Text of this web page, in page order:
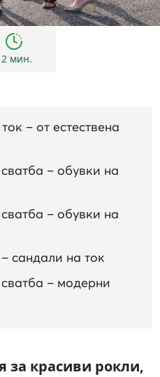
Тенденции
2 мин.
– от естествена
– обувки на
– обувки на
сандали на ток
– модерни
за красиви рокли,